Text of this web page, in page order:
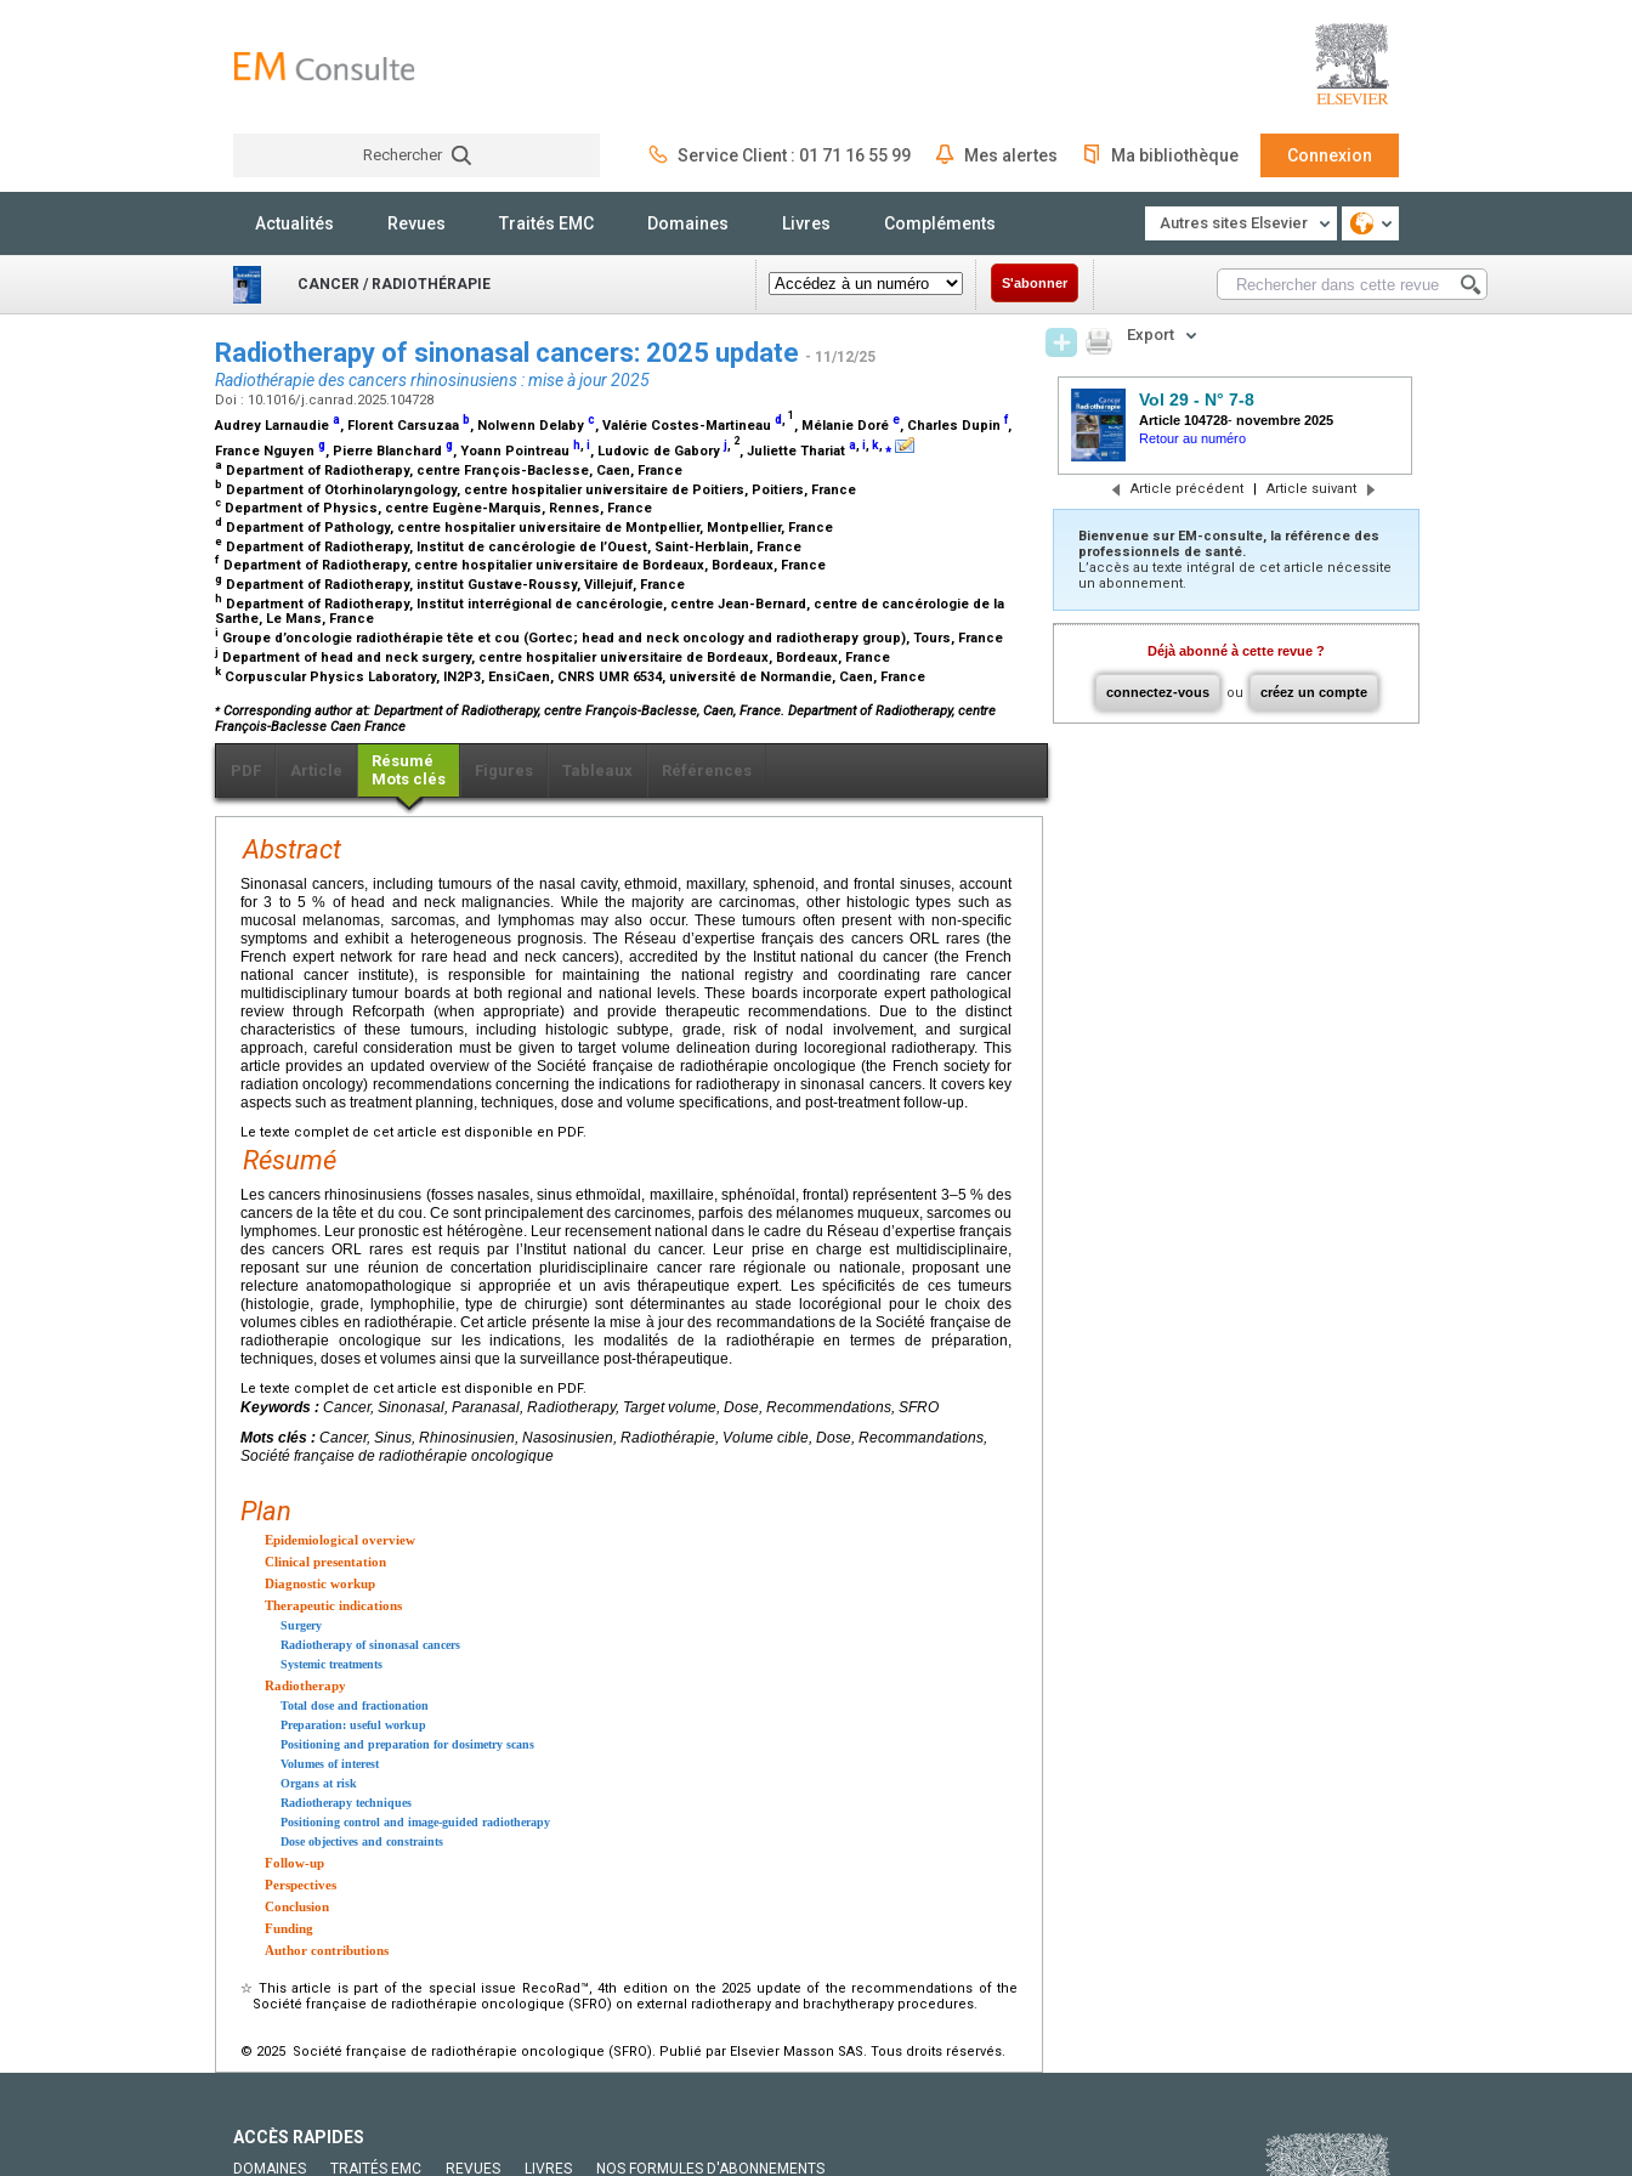
Rechercher Service Client : 01 71 16 55 99 Mes alertes Ma bibliothèque Connexion
Actualités Revues Traités EMC Domaines Livres Compléments Autres sites Elsevier
CANCER / RADIOTHÉRAPIE S'abonner
Radiotherapy of sinonasal cancers: 2025 update - 11/12/25
Radiothérapie des cancers rhinosinusiens : mise à jour 2025
Doi : 10.1016/j.canrad.2025.104728
Audrey Larnaudie a, Florent Carsuzaa b, Nolwenn Delaby c, Valérie Costes-Martineau d, 1
, Mélanie Doré e, Charles Dupin f,
France Nguyen g, Pierre Blanchard g, Yoann Pointreau h,i, Ludovic de Gaboryj, 2
, Juliette Thariat a,i, k,⁎
a Department of Radiotherapy, centre François-Baclesse, Caen, France
b Department of Otorhinolaryngology, centre hospitalier universitaire de Poitiers, Poitiers, France
c Department of Physics, centre Eugène-Marquis, Rennes, France
d Department of Pathology, centre hospitalier universitaire de Montpellier, Montpellier, France
e Department of Radiotherapy, Institut de cancérologie de l’Ouest, Saint-Herblain, France
f Department of Radiotherapy, centre hospitalier universitaire de Bordeaux, Bordeaux, France
g Department of Radiotherapy, institut Gustave-Roussy, Villejuif, France
h Department of Radiotherapy, Institut interrégional de cancérologie, centre Jean-Bernard, centre de cancérologie de la
Sarthe, Le Mans, France
i Groupe d’oncologie radiothérapie tête et cou (Gortec; head and neck oncology and radiotherapy group), Tours, France
j Department of head and neck surgery, centre hospitalier universitaire de Bordeaux, Bordeaux, France
k Corpuscular Physics Laboratory, IN2P3, EnsiCaen, CNRS UMR 6534, université de Normandie, Caen, France
⁎Corresponding author at: Department of Radiotherapy, centre François-Baclesse, Caen, France. Department of Radiotherapy, centre
François-Baclesse Caen France
PDF Article
Résumé
Mots clés
Figures Tableaux Références
Abstract
Sinonasal cancers, including tumours of the nasal cavity, ethmoid, maxillary, sphenoid, and frontal sinuses, account
for 3 to 5 % of head and neck malignancies. While the majority are carcinomas, other histologic types such as
mucosal melanomas, sarcomas, and lymphomas may also occur. These tumours often present with non-specific
symptoms and exhibit a heterogeneous prognosis. The Réseau d’expertise français des cancers ORL rares (the
French expert network for rare head and neck cancers), accredited by the Institut national du cancer (the French
national cancer institute), is responsible for maintaining the national registry and coordinating rare cancer
multidisciplinary tumour boards at both regional and national levels. These boards incorporate expert pathological
review through Refcorpath (when appropriate) and provide therapeutic recommendations. Due to the distinct
characteristics of these tumours, including histologic subtype, grade, risk of nodal involvement, and surgical
approach, careful consideration must be given to target volume delineation during locoregional radiotherapy. This
article provides an updated overview of the Société française de radiothérapie oncologique (the French society for
radiation oncology) recommendations concerning the indications for radiotherapy in sinonasal cancers. It covers key
aspects such as treatment planning, techniques, dose and volume specifications, and post-treatment follow-up.
Le texte complet de cet article est disponible en PDF.
Résumé
Les cancers rhinosinusiens (fosses nasales, sinus ethmoïdal, maxillaire, sphénoïdal, frontal) représentent 3–5 % des
cancers de la tête et du cou. Ce sont principalement des carcinomes, parfois des mélanomes muqueux, sarcomes ou
lymphomes. Leur pronostic est hétérogène. Leur recensement national dans le cadre du Réseau d’expertise français
des cancers ORL rares est requis par l’Institut national du cancer. Leur prise en charge est multidisciplinaire,
reposant sur une réunion de concertation pluridisciplinaire cancer rare régionale ou nationale, proposant une
relecture anatomopathologique si appropriée et un avis thérapeutique expert. Les spécificités de ces tumeurs
(histologie, grade, lymphophilie, type de chirurgie) sont déterminantes au stade locorégional pour le choix des
volumes cibles en radiothérapie. Cet article présente la mise à jour des recommandations de la Société française de
radiotherapie oncologique sur les indications, les modalités de la radiothérapie en termes de préparation,
techniques, doses et volumes ainsi que la surveillance post-thérapeutique.
Le texte complet de cet article est disponible en PDF.
Keywords : Cancer, Sinonasal, Paranasal, Radiotherapy, Target volume, Dose, Recommendations, SFRO
Mots clés : Cancer, Sinus, Rhinosinusien, Nasosinusien, Radiothérapie, Volume cible, Dose, Recommandations,
Société française de radiothérapie oncologique
Plan
Epidemiological overview
Clinical presentation
Diagnostic workup
Therapeutic indications
Surgery
Radiotherapy of sinonasal cancers
Systemic treatments
Radiotherapy
Total dose and fractionation
Preparation: useful workup
Positioning and preparation for dosimetry scans
Volumes of interest
Organs at risk
Radiotherapy techniques
Positioning control and image-guided radiotherapy
Dose objectives and constraints
Follow-up
Perspectives
Conclusion
Funding
Author contributions
☆ This article is part of the special issue RecoRad™, 4th edition on the 2025 update of the recommendations of the
Société française de radiothérapie oncologique (SFRO) on external radiotherapy and brachytherapy procedures.
© 2025 Société française de radiothérapie oncologique (SFRO). Publié par Elsevier Masson SAS. Tous droits réservés.
Export
Vol 29 - N° 7-8
Article 104728- novembre 2025
Retour au numéro
Article précédent | Article suivant
Bienvenue sur EM-consulte, la référence des
professionnels de santé.
L’accès au texte intégral de cet article nécessite
un abonnement.
Déjà abonné à cette revue ?
connectez-vous ou créez un compte
ACCÈS RAPIDES
DOMAINES TRAITÉS EMC REVUES LIVRES NOS FORMULES D'ABONNEMENTS